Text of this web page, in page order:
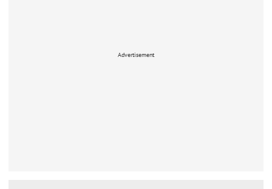
Advertisement